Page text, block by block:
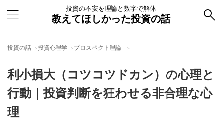
投資の不安を理論と数字で解体
教えてほしかった投資の話
投資の話 投資心理学 プロスペクト理論
利小損大（コツコツドカン）の心理と
行動｜投資判断を狂わせる非合理な心
理